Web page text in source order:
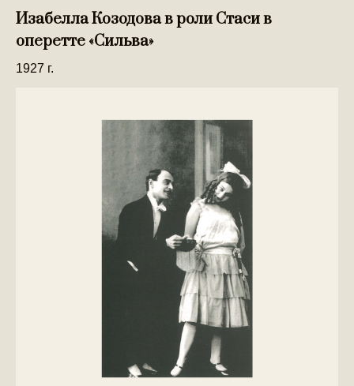
Изабелла Козодова в роли Стаси в
оперетте «Сильва»
1927 г.